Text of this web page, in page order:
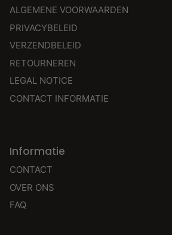
ALGEMENE VOORWAARDEN
PRIVACYBELEID
VERZENDBELEID
RETOURNEREN
LEGAL NOTICE
CONTACT INFORMATIE
Informatie
CONTACT
OVER ONS
FAQ